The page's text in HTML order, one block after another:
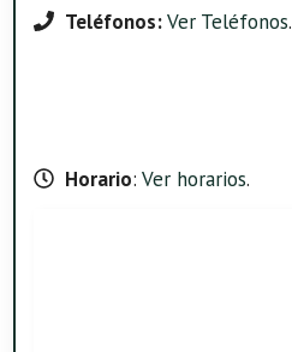
Teléfonos:Ver Teléfonos.
Horario: Ver horarios.